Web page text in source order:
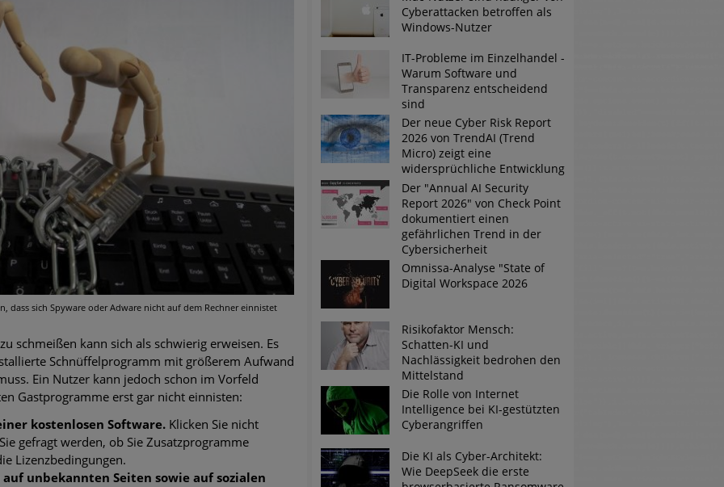
der HTTP-basierten Cyberangriffe lässt Experten vor Tsunami bei Web-DDoS-Angriffen
Trend: Führungskräfte im Visier. Was hilft gegen Harpoon Whaling?
Phishing-Kampagnen mit großen Markennamen – Amazon hat nun reagiert
auf LinkedIn: Unternehmen und Nutzer im Visier der Datendiebe
Center in Augsburg
dass sich Spyware oder Adware nicht auf dem Rechner einnistet
schmeißen kann sich als schwierig erweisen. Es
Schnüffelprogramm mit größerem Aufwand
Ein Nutzer kann jedoch schon im Vorfeld
Gastprogramme erst gar nicht einnisten:
kostenlosen Software.Klicken Sie nicht
gefragt werden, ob Sie Zusatzprogramme
Lizenzbedingungen.
unbekannten Seiten sowie auf sozialen
Cyberattacken betroffen als
Windows-Nutzer
IT-Probleme im Einzelhandel -
Warum Software und
Transparenz entscheidend
sind
Der neue Cyber Risk Report
2026 von TrendAI (Trend
Micro) zeigt eine
widersprüchliche Entwicklung
Der "Annual AI Security
Report 2026" von Check Point
dokumentiert einen
gefährlichen Trend in der
Cybersicherheit
Omnissa-Analyse "State of
Digital Workspace 2026
Risikofaktor Mensch:
Schatten-KI und
Nachlässigkeit bedrohen den
Mittelstand
Die Rolle von Internet
Intelligence bei KI-gestützten
Cyberangriffen
Die KI als Cyber-Architekt:
Wie DeepSeek die erste